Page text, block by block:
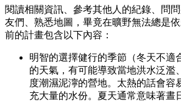
閱讀相關資訊、參考其他人的紀錄、問
友們、熟悉地圖，畢竟在曠野無法總是
前的計畫包含以下內容：
明智的選擇健行的季節（冬天不適
的天氣，有可能導致當地洪水泛濫
度潮濕泥濘的營地。太熱的話會容
充大量的水份。夏天通常意味著晝